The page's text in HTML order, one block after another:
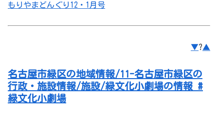
もりやまどんぐり12・1月号
▼?▲
名古屋市緑区の地域情報/11-名古屋市緑区の
行政・施設情報/施設/緑文化小劇場の情報 #
緑文化小劇場